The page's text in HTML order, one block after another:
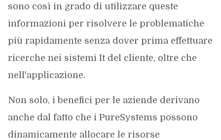
sono così in grado di utilizzare queste
informazioni per risolvere le problematiche
più rapidamente senza dover prima effettuare
ricerche nei sistemi It del cliente, oltre che
nell'applicazione.
Non solo, i benefici per le aziende derivano
anche dal fatto che i PureSystems possono
dinamicamente allocare le risorse